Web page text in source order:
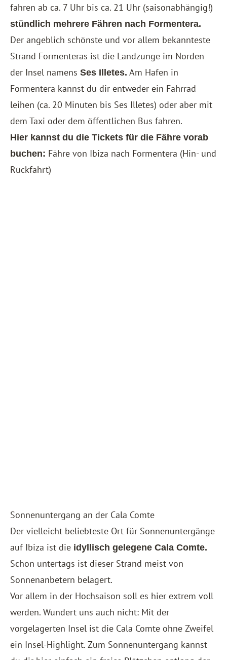
fahren ab ca. 7 Uhr bis ca. 21 Uhr (saisonabhängig!)
stündlich mehrere Fähren nach Formentera.
Der angeblich schönste und vor allem bekannteste
Strand Formenteras ist die Landzunge im Norden
der Insel namens Ses Illetes. Am Hafen in
Formentera kannst du dir entweder ein Fahrrad
leihen (ca. 20 Minuten bis Ses Illetes) oder aber mit
dem Taxi oder dem öffentlichen Bus fahren.
Hier kannst du die Tickets für die Fähre vorab
buchen: Fähre von Ibiza nach Formentera (Hin- und
Rückfahrt)
Sonnenuntergang an der Cala Comte
Der vielleicht beliebteste Ort für Sonnenuntergänge
auf Ibiza ist die idyllisch gelegene Cala Comte.
Schon untertags ist dieser Strand meist von
Sonnenanbetern belagert.
Vor allem in der Hochsaison soll es hier extrem voll
werden. Wundert uns auch nicht: Mit der
vorgelagerten Insel ist die Cala Comte ohne Zweifel
ein Insel-Highlight. Zum Sonnenuntergang kannst